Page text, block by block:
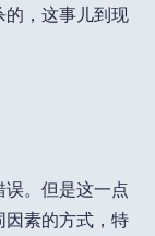
的，这事儿到现
。但是这一点
因素的方式，特